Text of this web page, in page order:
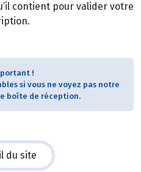
contient pour valider votre
!
si vous ne voyez pas notre
boîte de réception.
du site